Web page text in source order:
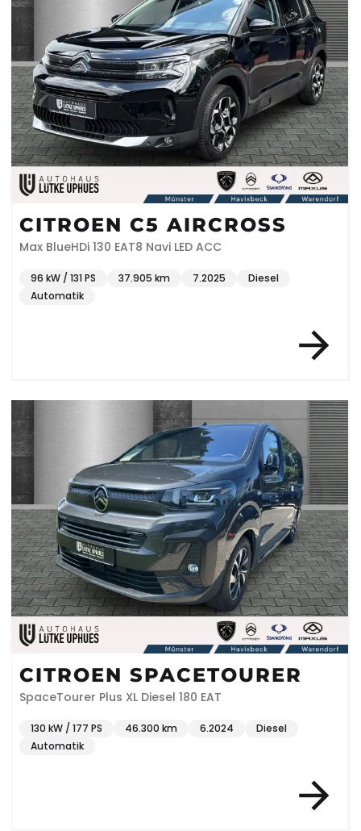
CITROEN C5 AIRCROSS
Max BlueHDi 130 EAT8 Navi LED ACC
96 kW / 131 PS 37.905 km 7.2025
Diesel
Automatik
CITROEN SPACETOURER
SpaceTourer Plus XL Diesel 180 EAT
130 kW / 177 PS 46.300 km 6.2024
Diesel
Automatik